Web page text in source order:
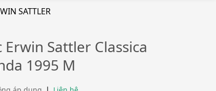
SATTLER
Sattler Classica
1995 M